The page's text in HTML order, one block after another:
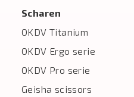
Scharen
OKDV Titanium
OKDV Ergo serie
OKDV Pro serie
Geisha scissors